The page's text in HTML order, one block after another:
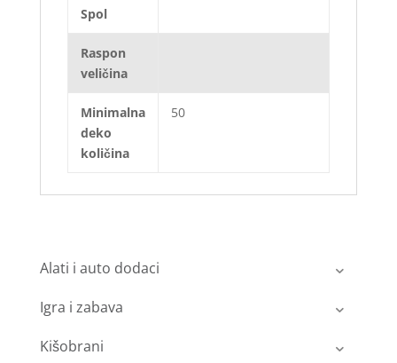
Spol
Raspon
veličina
Minimalna
deko
količina
50
Alati i auto dodaci
Igra i zabava
Kišobrani